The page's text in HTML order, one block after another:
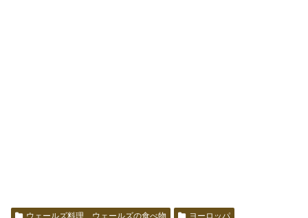
ウェールズ料理 ウェールズの食べ物
ヨーロッパ